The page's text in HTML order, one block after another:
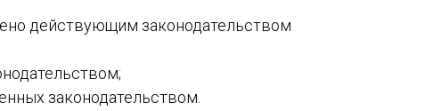
действующим законодательством
законодательством.